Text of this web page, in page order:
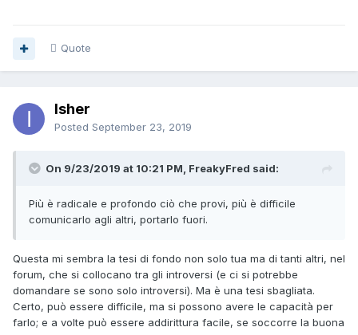
Quote
Isher
Posted September 23, 2019
On 9/23/2019 at 10:21 PM, FreakyFred said:
Più è radicale e profondo ciò che provi, più è difficile
comunicarlo agli altri, portarlo fuori.
Questa mi sembra la tesi di fondo non solo tua ma di tanti altri, nel
forum, che si collocano tra gli introversi (e ci si potrebbe
domandare se sono solo introversi). Ma è una tesi sbagliata.
Certo, può essere difficile, ma si possono avere le capacità per
farlo; e a volte può essere addirittura facile, se soccorre la buona